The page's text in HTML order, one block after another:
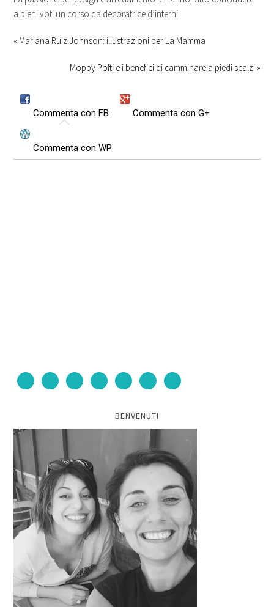
a pieni voti un corso da decoratrice d’interni.
« Mariana Ruiz Johnson: illustrazioni per La Mamma
Moppy Polti e i benefici di camminare a piedi scalzi »
Commenta con FB Commenta con G+
Commenta con WP
BENVENUTI